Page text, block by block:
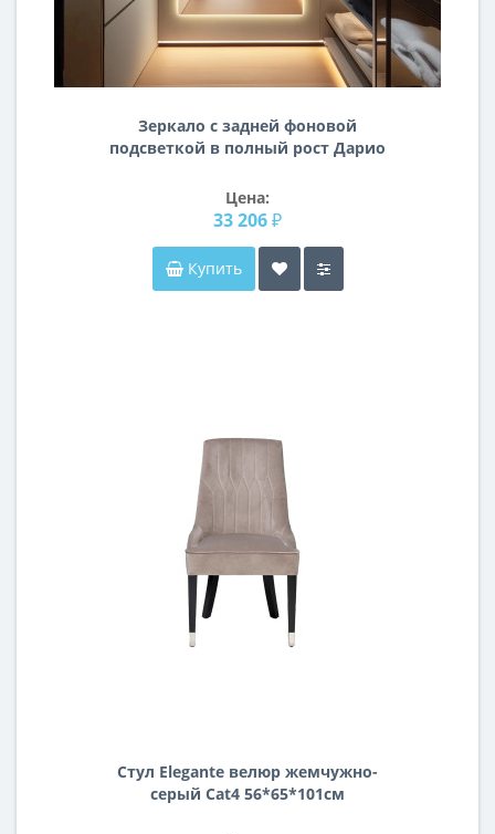
Зеркало с задней фоновой
подсветкой в полный рост Дарио
Цена:
33 206 ₽
Купить
Стул Elegante велюр жемчужно-
серый Cat4 56*65*101см